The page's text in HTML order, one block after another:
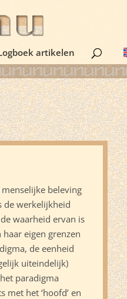
artikelen
beleving
de werkelijkheid
waarheid ervan is
eigen grenzen
de eenheid
uiteindelijk)
paradigma
met het ‘hoofd’ en